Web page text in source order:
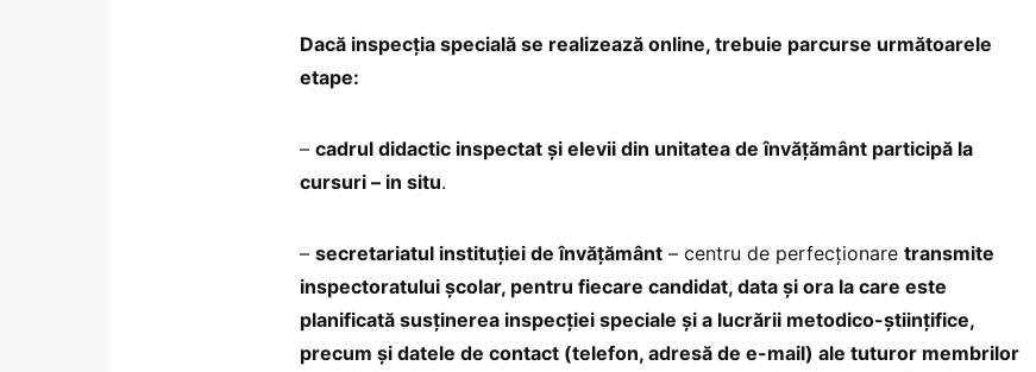
Dacă inspecția specială se realizează online, trebuie parcurse următoarele
etape:
– cadrul didactic inspectat și elevii din unitatea de învăţământ participă la
cursuri – in situ.
– secretariatul instituției de învățământ – centru de perfecționare transmite
inspectoratului şcolar, pentru fiecare candidat, data și ora la care este
planificată susținerea inspecției speciale şi a lucrării metodico-ştiințifice,
precum şi datele de contact (telefon, adresă de e-mail) ale tuturor membrilor